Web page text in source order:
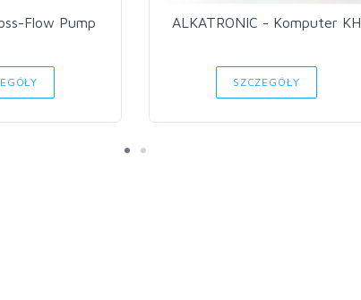
Flow Pump ALKATRONIC - Komputer KH
SZCZEGÓŁY